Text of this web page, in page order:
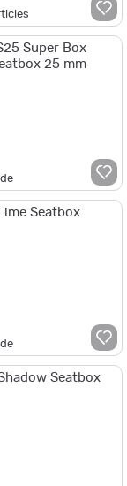
Super Box
25 mm
Seatbox
Seatbox